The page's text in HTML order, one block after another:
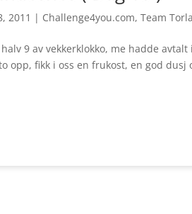
2011 | Challenge4you.com, Team
9 av vekkerklokko, me hadde
opp, fikk i oss en frukost, en god dusj